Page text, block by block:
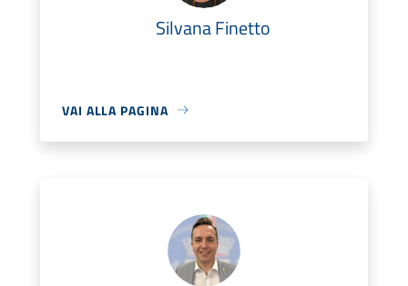
Silvana Finetto
VAI ALLA PAGINA